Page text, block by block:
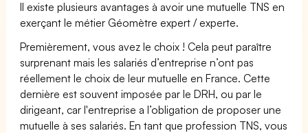
Il existe plusieurs avantages à avoir une mutuelle TNS en
exerçant le métier Géomètre expert / experte.
Premièrement, vous avez le choix ! Cela peut paraître
surprenant mais les salariés d’entreprise n’ont pas
réellement le choix de leur mutuelle en France. Cette
dernière est souvent imposée par le DRH, ou par le
dirigeant, car l'entreprise a l’obligation de proposer une
mutuelle à ses salariés. En tant que profession TNS, vous